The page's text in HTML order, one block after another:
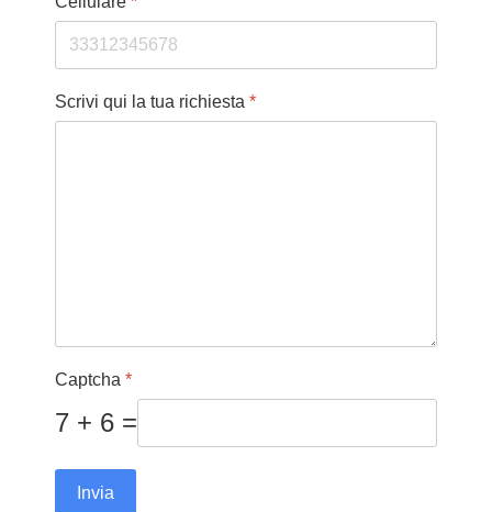
Scrivi qui la tua richiesta *
Captcha *
7 + 6 =
Invia